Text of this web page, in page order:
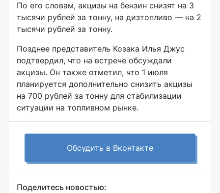
По его словам, акцизы на бензин снизят на 3
тысячи рублей за тонну, на дизтопливо — на 2
тысячи рублей за тонну.
Позднее представитель Козака Илья Джус
подтвердил, что на встрече обсуждали
акцизы. Он также отметил, что 1 июля
планируется дополнительно снизить акцизы
на 700 рублей за тонну для стабилизации
ситуации на топливном рынке.
Обсудить в Вконтакте
Поделитесь новостью: